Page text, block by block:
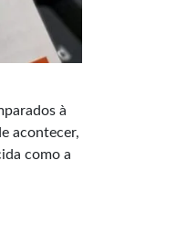
à
acontecer,
como a